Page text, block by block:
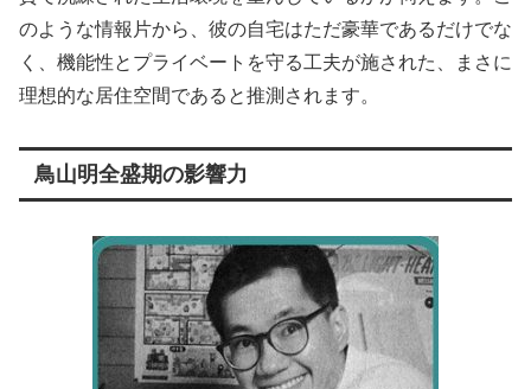
のような情報片から、彼の自宅はただ豪華であるだけでな
く、機能性とプライベートを守る工夫が施された、まさに
理想的な居住空間であると推測されます。
鳥山明全盛期の影響力